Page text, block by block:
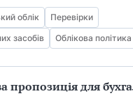
облік
Перевірки
засобів
Облікова політика
пропозиція для